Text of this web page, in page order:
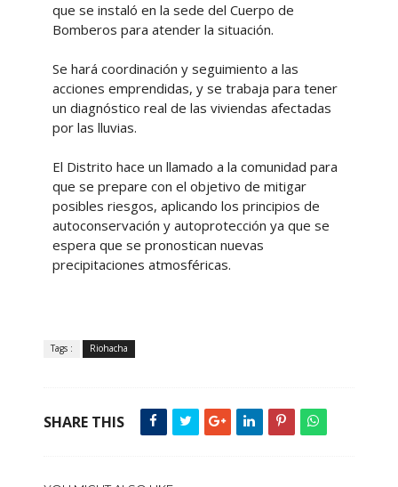
que se instaló en la sede del Cuerpo de
Bomberos para atender la situación.
Se hará coordinación y seguimiento a las
acciones emprendidas, y se trabaja para tener
un diagnóstico real de las viviendas afectadas
por las lluvias.
El Distrito hace un llamado a la comunidad para
que se prepare con el objetivo de mitigar
posibles riesgos, aplicando los principios de
autoconservación y autoprotección ya que se
espera que se pronostican nuevas
precipitaciones atmosféricas.
Tags : Riohacha
SHARE THIS